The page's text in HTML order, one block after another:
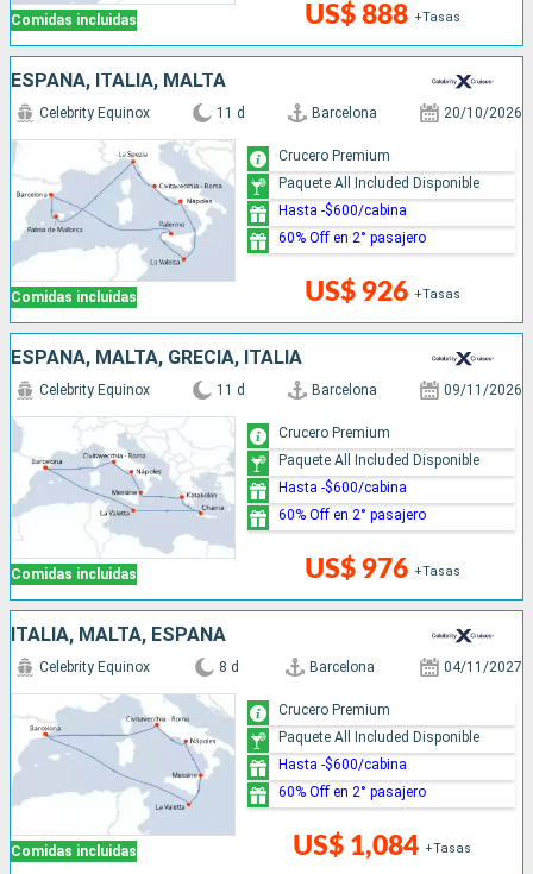
Comidas incluidas US$ 888 +Tasas
ESPAÑA, ITALIA, MALTA
Comidas incluidas
Celebrity Equinox 11 d Barcelona 20/10/2026
US$ 926 +Tasas
Crucero Premium
Paquete All Included Disponible
Hasta -$600/cabina
60% Off en 2° pasajero
ESPAÑA, MALTA, GRECIA, ITALIA
Comidas incluidas
Celebrity Equinox 11 d Barcelona 09/11/2026
US$ 976 +Tasas
Crucero Premium
Paquete All Included Disponible
Hasta -$600/cabina
60% Off en 2° pasajero
ITALIA, MALTA, ESPAÑA
Comidas incluidas
Celebrity Equinox 8 d Barcelona 04/11/2027
US$ 1,084 +Tasas
Crucero Premium
Paquete All Included Disponible
Hasta -$600/cabina
60% Off en 2° pasajero